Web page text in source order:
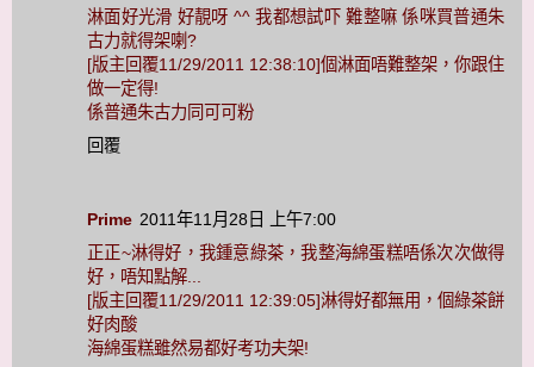
淋面好光滑 好靚呀 ^^ 我都想試吓 難整嘛 係咪買普通朱
古力就得架喇?
[版主回覆11/29/2011 12:38:10]個淋面唔難整架，你跟住
做一定得!
係普通朱古力同可可粉
回覆
Prime 2011年11月28日 上午7:00
正正~淋得好，我鍾意綠茶，我整海綿蛋糕唔係次次做得
好，唔知點解...
[版主回覆11/29/2011 12:39:05]淋得好都無用，個綠茶餅
好肉酸
海綿蛋糕雖然易都好考功夫架!